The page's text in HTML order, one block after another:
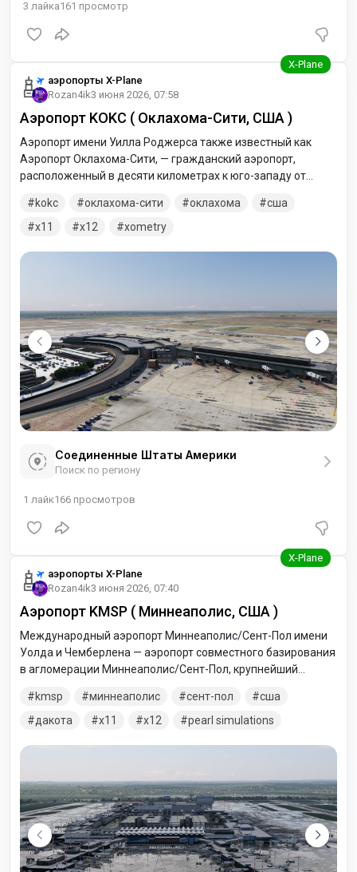
3 лайка161 просмотр
аэропорты X-Plane
Rozan4ik3 июня 2026, 07:58
Аэропорт KOKC ( Оклахома-Сити, США )
Аэропорт имени Уилла Роджерса также известный как
Аэропорт Оклахома-Сити, — гражданский аэропорт,
расположенный в десяти километрах к юго-западу от
является главным коммерческим авиаузлом столичного
района Оклахомы. В архиве версии для двух симуляторов:
kokc оклахома-сити оклахома
сша
x11
x12 xometry
Соединенные Штаты Америки
Поиск по региону
1 лайк166 просмотров
аэропорты X-Plane
Rozan4ik3 июня 2026, 07:40
Аэропорт KMSP ( Миннеаполис, США )
Международный аэропорт Миннеаполис/Сент-Пол имени
Уолда и Чемберлена — аэропорт совместного базирования
в агломерации Миннеаполис/Сент-Пол, крупнейший
Запада — Миннесоты, Айовы, Северной Дакоты, Южной
Дакоты и Висконсина. Сцена весьма ресурсоёмкая. i9
= 45-50fps . Общедоступную легкую версию сценария
kmsp миннеаполис сент-пол
сша
дакота
x11 x12 pearl simulations